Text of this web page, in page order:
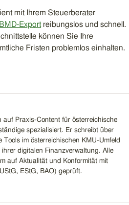
mit Ihrem Steuerberater
BMD-Exportreibungslos und schnell.
können Sie Ihre
Fristen problemlos einhalten.
auf Praxis-Content für österreichische
spezialisiert. Er schreibt über
im österreichischen KMU-Umfeld
digitalen Finanzverwaltung. Alle
auf Aktualität und Konformität mit
EStG, BAO) geprüft.